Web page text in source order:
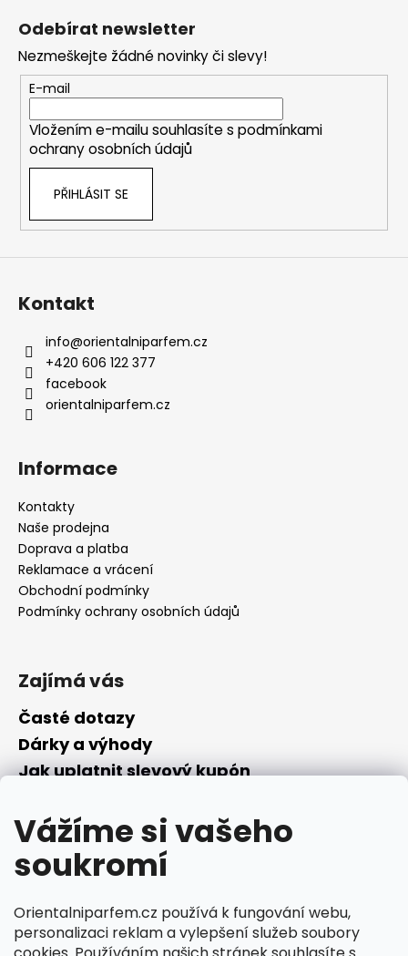
Vážíme si vašeho
soukromí
Orientalniparfem.cz používá k fungování webu,
personalizaci reklam a vylepšení služeb soubory
a
c
í
p
r
ý
p
Odebírat newsletter
Nezmeškejte žádné novinky či slevy!
E-mail
Vložením e-mailu souhlasíte s podmínkami
ochrany osobních údajů
PŘIHLÁSIT SE
Kontakt
info@orientalniparfem.cz
+420 606 122 377
facebook
orientalniparfem.cz
Informace
Kontakty
Naše prodejna
Doprava a platba
Reklamace a vrácení
Obchodní podmínky
Podmínky ochrany osobních údajů
Zajímá vás
Časté dotazy
Dárky a výhody
Jak uplatnit slevový kupón
Převodník parfémů
Parfémový slovníček
Facebook